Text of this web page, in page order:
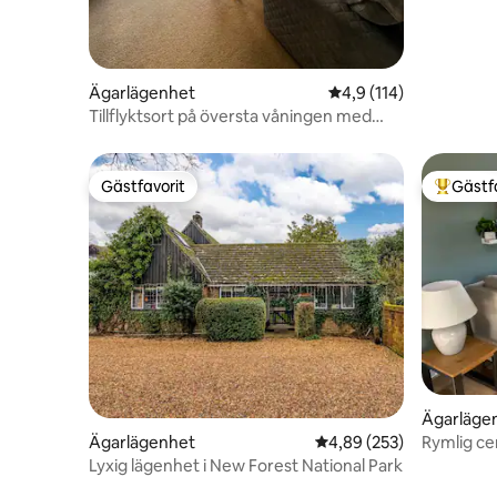
Ägarlägenhet 4,9 av 5 i
4,9 (114)
Tillflyktsort på översta våningen med
Gästfavorit
Gästfavorit
Ägarlägenhet 4,89 av 5 i
4,89 (253)
Lyxig lägenhet i New Forest National Park
Rymlig